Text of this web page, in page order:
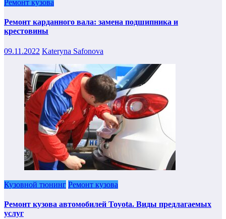
Ремонт кузова
Ремонт карданного вала: замена подшипника и
крестовины
09.11.2022 Kateryna Safonova
Кузовной тюнинг Ремонт кузова
Ремонт кузова автомобилей Toyota. Виды предлагаемых
услуг